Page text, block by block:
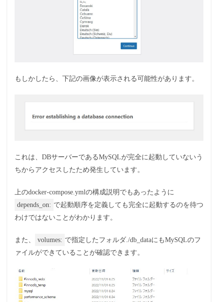
もしかしたら、下記の画像が表示される可能性があります。
これは、DBサーバーであるMySQLが完全に起動していないう
ちからアクセスしたため発生しています。
上のdocker-compose.ymlの構成説明でもあったように
depends_on: で起動順序を定義しても完全に起動するのを待つ
わけではないことがわかります。
また、 volumes: で指定したフォルダ./db_dataにもMySQLのフ
ァイルができていることが確認できます。